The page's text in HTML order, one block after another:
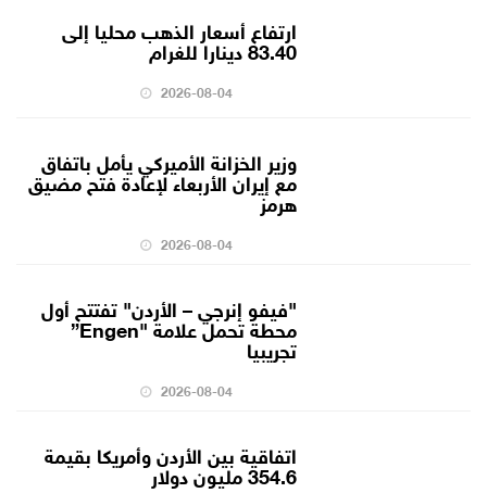
ارتفاع أسعار الذهب محليا إلى
83.40 دينارا للغرام
2026-08-04
وزير الخزانة الأميركي يأمل باتفاق
مع إيران الأربعاء لإعادة فتح مضيق
هرمز
2026-08-04
"فيفو إنرجي – الأردن" تفتتح أول
محطة تحمل علامة "Engen”
تجريبيا
2026-08-04
اتفاقية بين الأردن وأمريكا بقيمة
354.6 مليون دولار